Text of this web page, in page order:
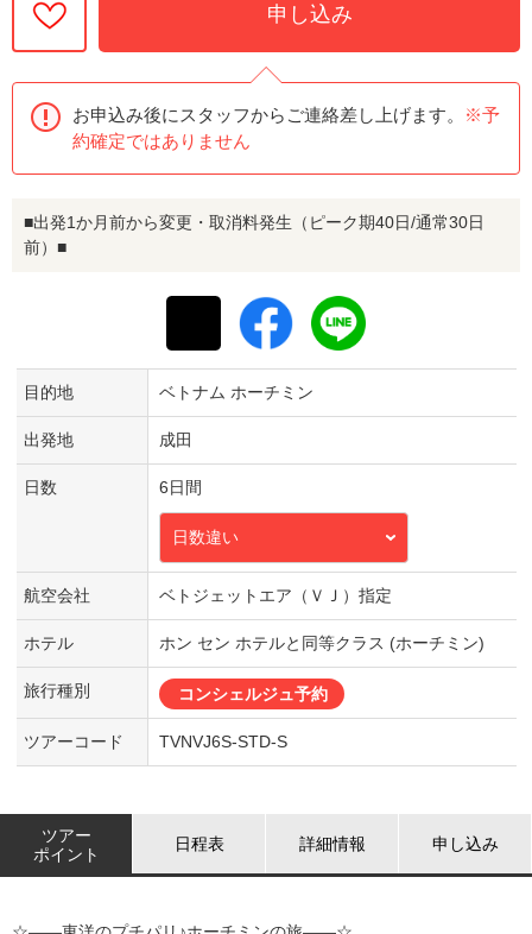
申し込み
お申込み後にスタッフからご連絡差し上げます。
※予
約確定ではありません
■出発1か月前から変更・取消料発生（ピーク期40日/通常30日
前）■
目的地 ベトナム ホーチミン
出発地 成田
日数 6日間
日数違い
航空会社 ベトジェットエア（ＶＪ）指定
ホテル ホン セン ホテルと同等クラス (ホーチミン)
旅行種別 コンシェルジュ予約
ツアーコード TVNVJ6S-STD-S
ツアー
ポイント
日程表 詳細情報 申し込み